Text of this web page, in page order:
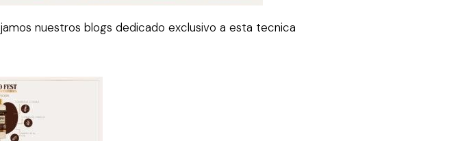
nuestros blogs dedicado exclusivo a esta tecnica